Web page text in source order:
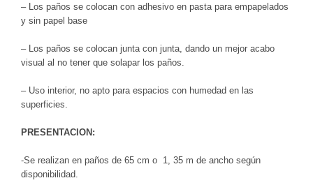
– Los paños se colocan con adhesivo en pasta para empapelados
y sin papel base
– Los paños se colocan junta con junta, dando un mejor acabo
visual al no tener que solapar los paños.
– Uso interior, no apto para espacios con humedad en las
superficies.
PRESENTACION:
-Se realizan en paños de 65 cm o 1, 35 m de ancho según
disponibilidad.